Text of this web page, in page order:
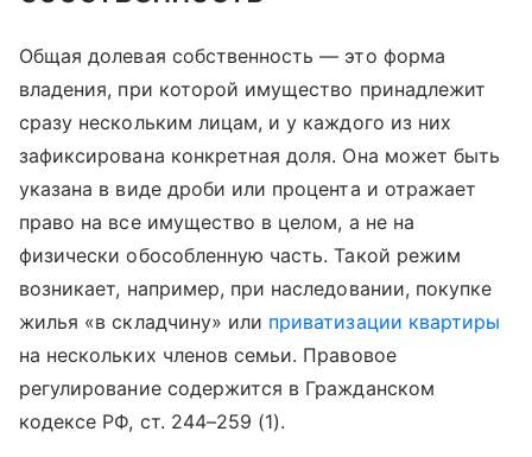
Общая долевая собственность — это форма
владения, при которой имущество принадлежит
сразу нескольким лицам, и у каждого из них
зафиксирована конкретная доля. Она может быть
указана в виде дроби или процента и отражает
право на все имущество в целом, а не на
физически обособленную часть. Такой режим
возникает, например, при наследовании, покупке
жилья «в складчину» или приватизации квартиры
на нескольких членов семьи. Правовое
регулирование содержится в Гражданском
кодексе РФ, ст. 244–259 (1).